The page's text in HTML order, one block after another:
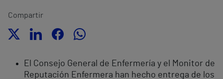
Compartir
El Consejo General de Enfermería y el Monitor de
Reputación Enfermera han hecho entrega de los